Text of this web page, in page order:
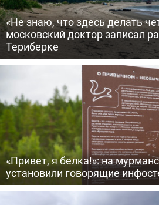
«Не знаю, что здесь делать
московский доктор записал
Териберке
«Привет, я белка!»: на
установили говорящие